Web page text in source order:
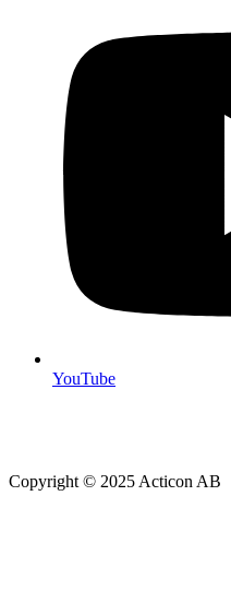
YouTube
Copyright © 2025 Acticon AB